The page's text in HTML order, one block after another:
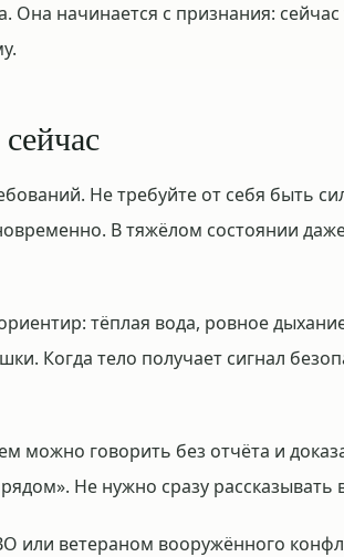
начинается с признания: сейчас
Не требуйте от себя быть
В тяжёлом состоянии
тёплая вода, ровное
Когда тело получает сигнал
можно говорить без отчёта и
Не нужно сразу рассказывать
или ветераном вооружённого